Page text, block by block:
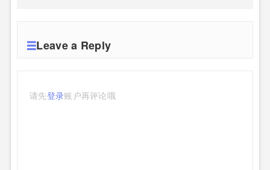
Leave a Reply
请先登录账户再评论哦